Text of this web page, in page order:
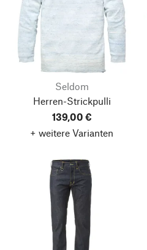
Seldom
Herren-Strickpulli
139,00 €
+ weitere Varianten